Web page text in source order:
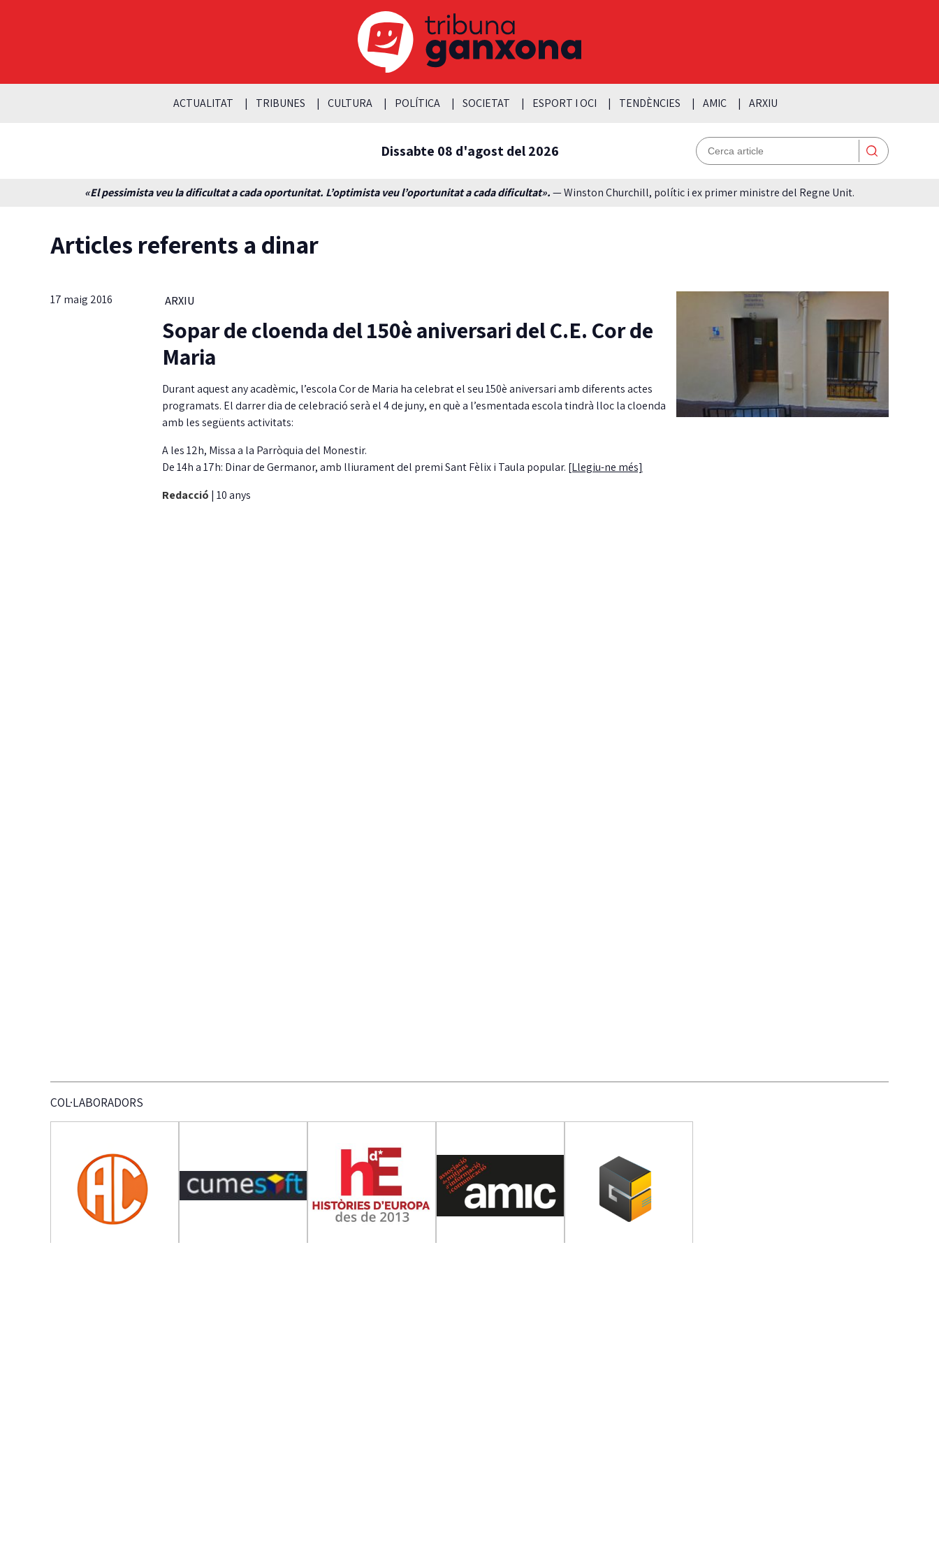
ACTUALITAT TRIBUNES CULTURA POLÍTICA SOCIETAT ESPORT I OCI TENDÈNCIES AMIC ARXIU
Dissabte 08 d'agost del 2026
«El pessimista veu la dificultat a cada oportunitat. L’optimista veu l’oportunitat a cada dificultat».— Winston Churchill, polític i ex primer ministre del Regne Unit.
Articles referents a dinar
17 maig 2016 ARXIU
Sopar de cloenda del 150è aniversari del C.E. Cor de
Maria
Durant aquest any acadèmic, l’escola Cor de Maria ha celebrat el seu 150è aniversari amb diferents actes
programats. El darrer dia de celebració serà el 4 de juny, en què a l’esmentada escola tindrà lloc la cloenda
amb les següents activitats:
A les 12h, Missa a la Parròquia del Monestir.
De 14h a 17h: Dinar de Germanor, amb lliurament del premi Sant Fèlix i Taula popular. [Llegiu-ne més]
Redacció | 10 anys
COL·LABORADORS